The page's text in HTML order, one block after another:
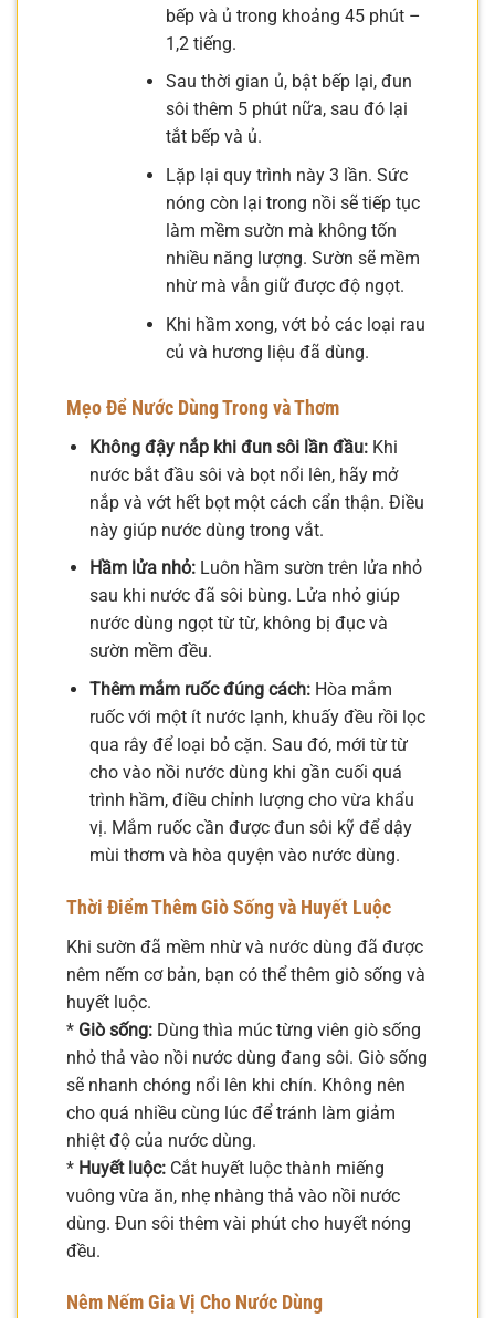
bếp và ủ trong khoảng 45 phút –
1,2 tiếng.
Sau thời gian ủ, bật bếp lại, đun
sôi thêm 5 phút nữa, sau đó lại
tắt bếp và ủ.
Lặp lại quy trình này 3 lần. Sức
nóng còn lại trong nồi sẽ tiếp tục
làm mềm sườn mà không tốn
nhiều năng lượng. Sườn sẽ mềm
nhừ mà vẫn giữ được độ ngọt.
Khi hầm xong, vớt bỏ các loại rau
củ và hương liệu đã dùng.
Mẹo Để Nước Dùng Trong và Thơm
Không đậy nắp khi đun sôi lần đầu:Khi
nước bắt đầu sôi và bọt nổi lên, hãy mở
nắp và vớt hết bọt một cách cẩn thận. Điều
này giúp nước dùng trong vắt.
Hầm lửa nhỏ:Luôn hầm sườn trên lửa nhỏ
sau khi nước đã sôi bùng. Lửa nhỏ giúp
nước dùng ngọt từ từ, không bị đục và
sườn mềm đều.
Thêm mắm ruốc đúng cách:Hòa mắm
ruốc với một ít nước lạnh, khuấy đều rồi lọc
qua rây để loại bỏ cặn. Sau đó, mới từ từ
cho vào nồi nước dùng khi gần cuối quá
trình hầm, điều chỉnh lượng cho vừa khẩu
vị. Mắm ruốc cần được đun sôi kỹ để dậy
mùi thơm và hòa quyện vào nước dùng.
Thời Điểm Thêm Giò Sống và Huyết Luộc
Khi sườn đã mềm nhừ và nước dùng đã được
nêm nếm cơ bản, bạn có thể thêm giò sống và
huyết luộc.
* Giò sống: Dùng thìa múc từng viên giò sống
nhỏ thả vào nồi nước dùng đang sôi. Giò sống
sẽ nhanh chóng nổi lên khi chín. Không nên
cho quá nhiều cùng lúc để tránh làm giảm
nhiệt độ của nước dùng.
* Huyết luộc: Cắt huyết luộc thành miếng
vuông vừa ăn, nhẹ nhàng thả vào nồi nước
dùng. Đun sôi thêm vài phút cho huyết nóng
đều.
Nêm Nếm Gia Vị Cho Nước Dùng